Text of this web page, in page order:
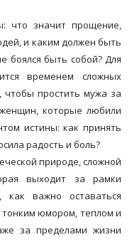
что значит прощение,
и каким должен быть
боялся быть собой? Для
временем сложных
чтобы простить мужа за
которые любили
истины: как принять
радость и боль?
природе, сложной
выходит за рамки
важно оставаться
юмором, теплом и
за пределами жизни